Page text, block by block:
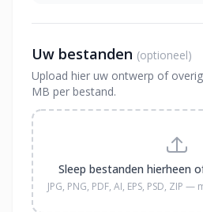
Uw bestanden (optioneel)
Upload hier uw ontwerp of
MB per bestand.
Sleep bestanden hierheen
JPG, PNG, PDF, AI, EPS, PSD, ZIP